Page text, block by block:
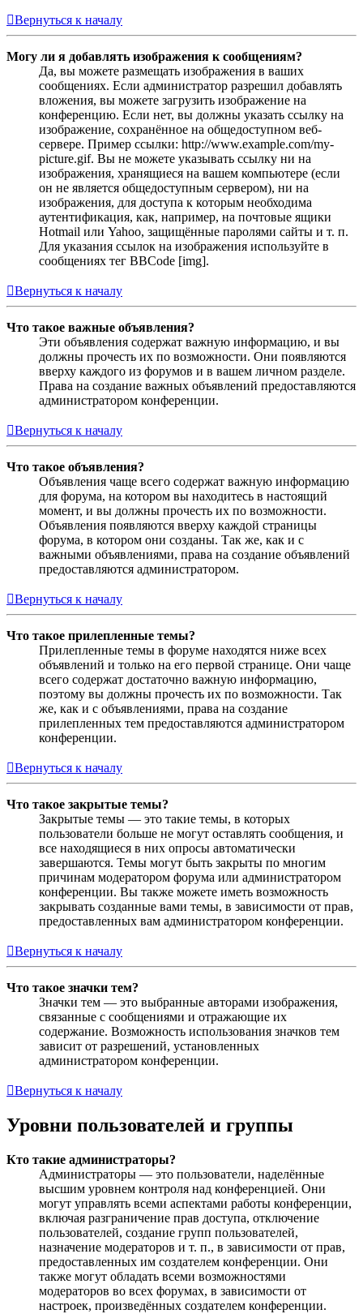
Вернуться к началу
Могу ли я добавлять изображения к сообщениям?
Да, вы можете размещать изображения в ваших
сообщениях. Если администратор разрешил добавлять
вложения, вы можете загрузить изображение на
конференцию. Если нет, вы должны указать ссылку на
изображение, сохранённое на общедоступном веб-
сервере. Пример ссылки: http://www.example.com/my-
picture.gif. Вы не можете указывать ссылку ни на
изображения, хранящиеся на вашем компьютере (если
он не является общедоступным сервером), ни на
изображения, для доступа к которым необходима
аутентификация, как, например, на почтовые ящики
Hotmail или Yahoo, защищённые паролями сайты и т. п.
Для указания ссылок на изображения используйте в
сообщениях тег BBCode [img].
Вернуться к началу
Что такое важные объявления?
Эти объявления содержат важную информацию, и вы
должны прочесть их по возможности. Они появляются
вверху каждого из форумов и в вашем личном разделе.
Права на создание важных объявлений предоставляются
администратором конференции.
Вернуться к началу
Что такое объявления?
Объявления чаще всего содержат важную информацию
для форума, на котором вы находитесь в настоящий
момент, и вы должны прочесть их по возможности.
Объявления появляются вверху каждой страницы
форума, в котором они созданы. Так же, как и с
важными объявлениями, права на создание объявлений
предоставляются администратором.
Вернуться к началу
Что такое прилепленные темы?
Прилепленные темы в форуме находятся ниже всех
объявлений и только на его первой странице. Они чаще
всего содержат достаточно важную информацию,
поэтому вы должны прочесть их по возможности. Так
же, как и с объявлениями, права на создание
прилепленных тем предоставляются администратором
конференции.
Вернуться к началу
Что такое закрытые темы?
Закрытые темы — это такие темы, в которых
пользователи больше не могут оставлять сообщения, и
все находящиеся в них опросы автоматически
завершаются. Темы могут быть закрыты по многим
причинам модератором форума или администратором
конференции. Вы также можете иметь возможность
закрывать созданные вами темы, в зависимости от прав,
предоставленных вам администратором конференции.
Вернуться к началу
Что такое значки тем?
Значки тем — это выбранные авторами изображения,
связанные с сообщениями и отражающие их
содержание. Возможность использования значков тем
зависит от разрешений, установленных
администратором конференции.
Вернуться к началу
Уровни пользователей и группы
Кто такие администраторы?
Администраторы — это пользователи, наделённые
высшим уровнем контроля над конференцией. Они
могут управлять всеми аспектами работы конференции,
включая разграничение прав доступа, отключение
пользователей, создание групп пользователей,
назначение модераторов и т. п., в зависимости от прав,
предоставленных им создателем конференции. Они
также могут обладать всеми возможностями
модераторов во всех форумах, в зависимости от
настроек, произведённых создателем конференции.